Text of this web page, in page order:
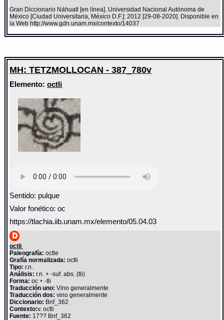
Gran Diccionario Náhuatl [en línea]. Universidad Nacional Autónoma de
México [Ciudad Universitaria, México D.F.]: 2012 [29-08-2020]. Disponible en
la Web http://www.gdn.unam.mx/contexto/14037
MH: TETZMOLLOCAN - 387_780v
Elemento:octli
Sentido: pulque
Valor fonético: oc
https://tlachia.iib.unam.mx/elemento/05.04.03
octli
Paleografía: octle
Grafía normalizada: octli
Tipo: r.n.
Análisis: r.n. + -suf. abs. (tli)
Forma: oc + -tli
Traducción uno: Vino generalmente
Traducción dos: vino generalmente
Diccionario: Bnf_362
Contexto:v. octli
Fuente: 17?? Bnf_362